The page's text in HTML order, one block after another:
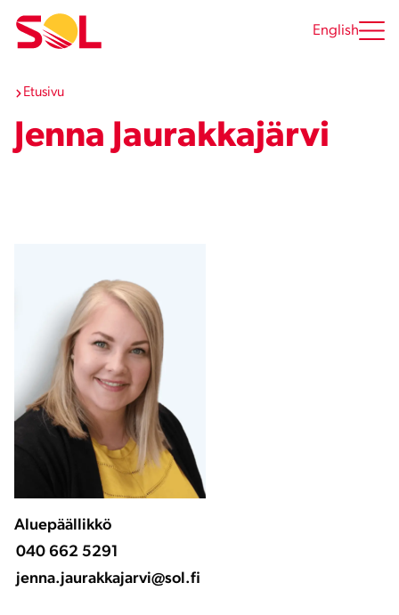
sisältöön
English
Etusivu
Jenna Jaurakkajärvi
Aluepäällikkö
040 662 5291
jenna.jaurakkajarvi@sol.fi